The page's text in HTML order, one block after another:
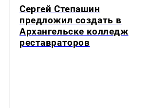
Сергей Степашин
предложил создать в
Архангельске колледж
реставраторов